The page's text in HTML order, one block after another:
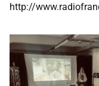
http://